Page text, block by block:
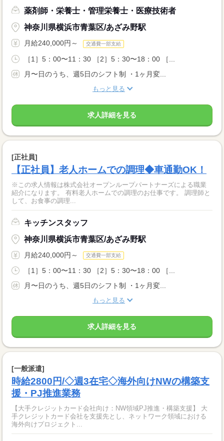
薬剤師・栄養士・管理栄養士・医療技術者
神奈川県横浜市青葉区/あざみ野駅
月給240,000円～ 交通費一部支給
［1］5：00〜11：30 ［2］5：30〜18：00 ［...
月〜日のうち、週5日のシフト制 ・1ヶ月変...
もっと見る
求人詳細を見る
[正社員]
【正社員】老人ホームでの調理◆車通勤OK！
※この求人情報は株式会社オープンループパートナーズによる職業
紹介になります。 有料老人ホームでの調理のお仕事です。 調理師と
して、お食事の調理...
キッチンスタッフ
神奈川県横浜市青葉区/あざみ野駅
月給240,000円～ 交通費一部支給
［1］5：00〜11：30 ［2］5：30〜18：00 ［...
月〜日のうち、週5日のシフト制 ・1ヶ月変...
もっと見る
求人詳細を見る
[一般派遣]
時給2800円/◇週3在宅◇海外向けNWの構築支
援・PJ推進業務
【大手クレジットカード会社向け：NW領域PJ推進・構築支援】 大
手クレジットカード会社を支援先とし、ネットワーク領域における
海外向けプロジェクト...